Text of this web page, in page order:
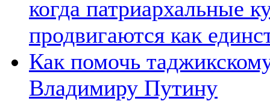
когда патриархальные
продвигаются как
Как помочь
Владимиру Путину